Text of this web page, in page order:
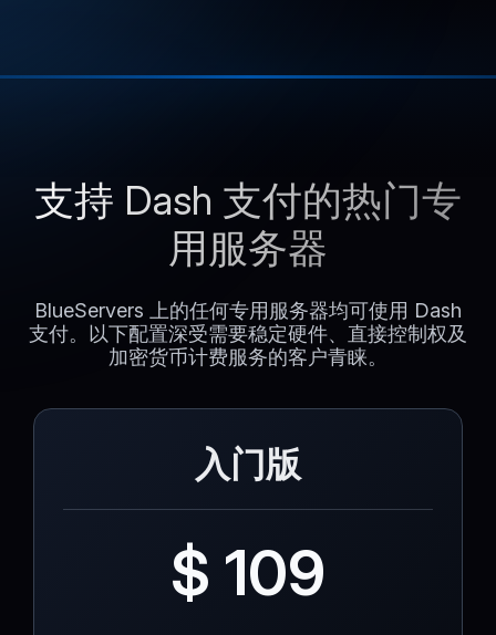
支持 Dash 支付的热门专
用服务器
BlueServers 上的任何专用服务器均可使用 Dash
支付。以下配置深受需要稳定硬件、直接控制权及
加密货币计费服务的客户青睐。
入门版
$ 109